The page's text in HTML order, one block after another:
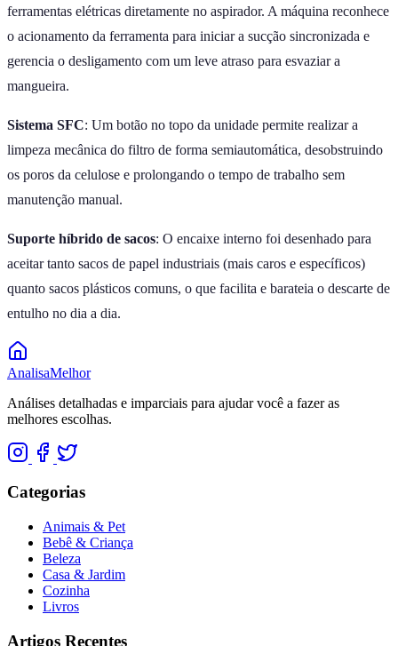
ferramentas elétricas diretamente no aspirador. A máquina reconhece
o acionamento da ferramenta para iniciar a sucção sincronizada e
gerencia o desligamento com um leve atraso para esvaziar a
mangueira.
Sistema SFC: Um botão no topo da unidade permite realizar a
limpeza mecânica do filtro de forma semiautomática, desobstruindo
os poros da celulose e prolongando o tempo de trabalho sem
manutenção manual.
Suporte híbrido de sacos: O encaixe interno foi desenhado para
aceitar tanto sacos de papel industriais (mais caros e específicos)
quanto sacos plásticos comuns, o que facilita e barateia o descarte de
entulho no dia a dia.
AnalisaMelhor
Análises detalhadas e imparciais para ajudar você a fazer as
melhores escolhas.
Categorias
Animais & Pet
Bebê & Criança
Beleza
Casa & Jardim
Cozinha
Livros
Artigos Recentes